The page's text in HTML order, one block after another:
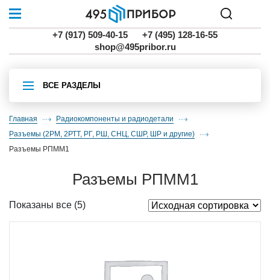
+7 (917) 509-40-15
+7 (495) 128-16-55
shop@495pribor.ru
ВСЕ РАЗДЕЛЫ
Главная
Радиокомпоненты и радиодетали
разъемы (2РМ, 2РТТ, РГ, РШ, СНЦ, СШР, ШР и другие)
разъемы РПММ1
разъемы РПММ1
Показаны все (5)